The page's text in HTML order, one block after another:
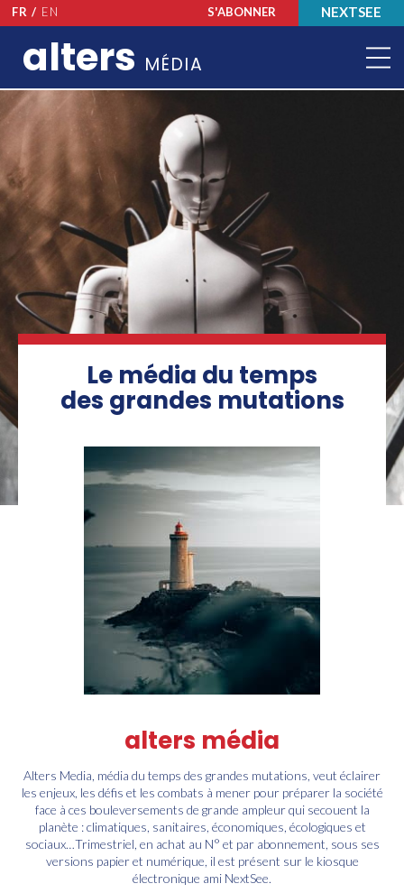
FR / EN S'ABONNER NEXTSEE
alters MÉDIA
Le média du temps
des grandes mutations
alters média
Alters Media, média du temps des grandes mutations, veut éclairer
les enjeux, les défis et les combats à mener pour préparer la société
face à ces bouleversements de grande ampleur qui secouent la
planète : climatiques, sanitaires, économiques, écologiques et
sociaux…Trimestriel, en achat au N° et par abonnement, sous ses
versions papier et numérique, il est présent sur le kiosque
électronique ami NextSee.